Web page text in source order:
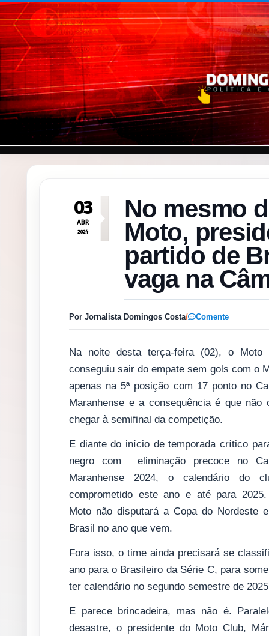
Pular para o conteúdo
03
ABR
2024
No mesmo
Moto,
partido de
vaga na
Por Jornalista Domingos Costa/ Comente
Na noite desta terça-feira (02), o Moto
conseguiu sair do empate sem gols com o
apenas na 5ª posição com 17 ponto no
Maranhense e a consequência é que não
chegar à semifinal da competição.
E diante do início de temporada crítico
negro com eliminação precoce no
Maranhense 2024, o calendário do
comprometido este ano e até para
Moto não disputará a Copa do Nordeste
Brasil no ano que vem.
Fora isso, o time ainda precisará se
ano para o Brasileiro da Série C, para
ter calendário no segundo semestre de
E parece brincadeira, mas não é.
desastre, o presidente do Moto Club,